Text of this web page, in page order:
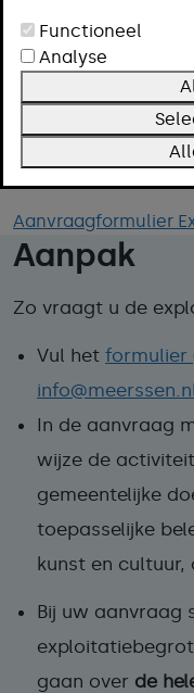
die bijdragen
gemeente. De
tekort in de
organisatie
vangen.
Aanvraagformulier
Aanpak
Zo vraagt u de
Vul het formulier
In de aanvraag
wijze de
gemeentelijke
toepasselijke
kunst en
Bij uw aanvraag
gaan over de
Functioneel
Analyse